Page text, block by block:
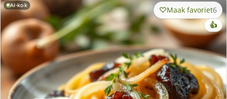
AI-kok Maak favoriet6
👍